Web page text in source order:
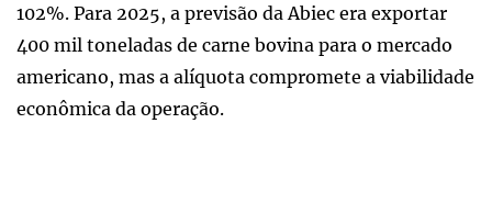
102%. Para 2025, a previsão da Abiec era exportar
400 mil toneladas de carne bovina para o mercado
americano, mas a alíquota compromete a viabilidade
econômica da operação.